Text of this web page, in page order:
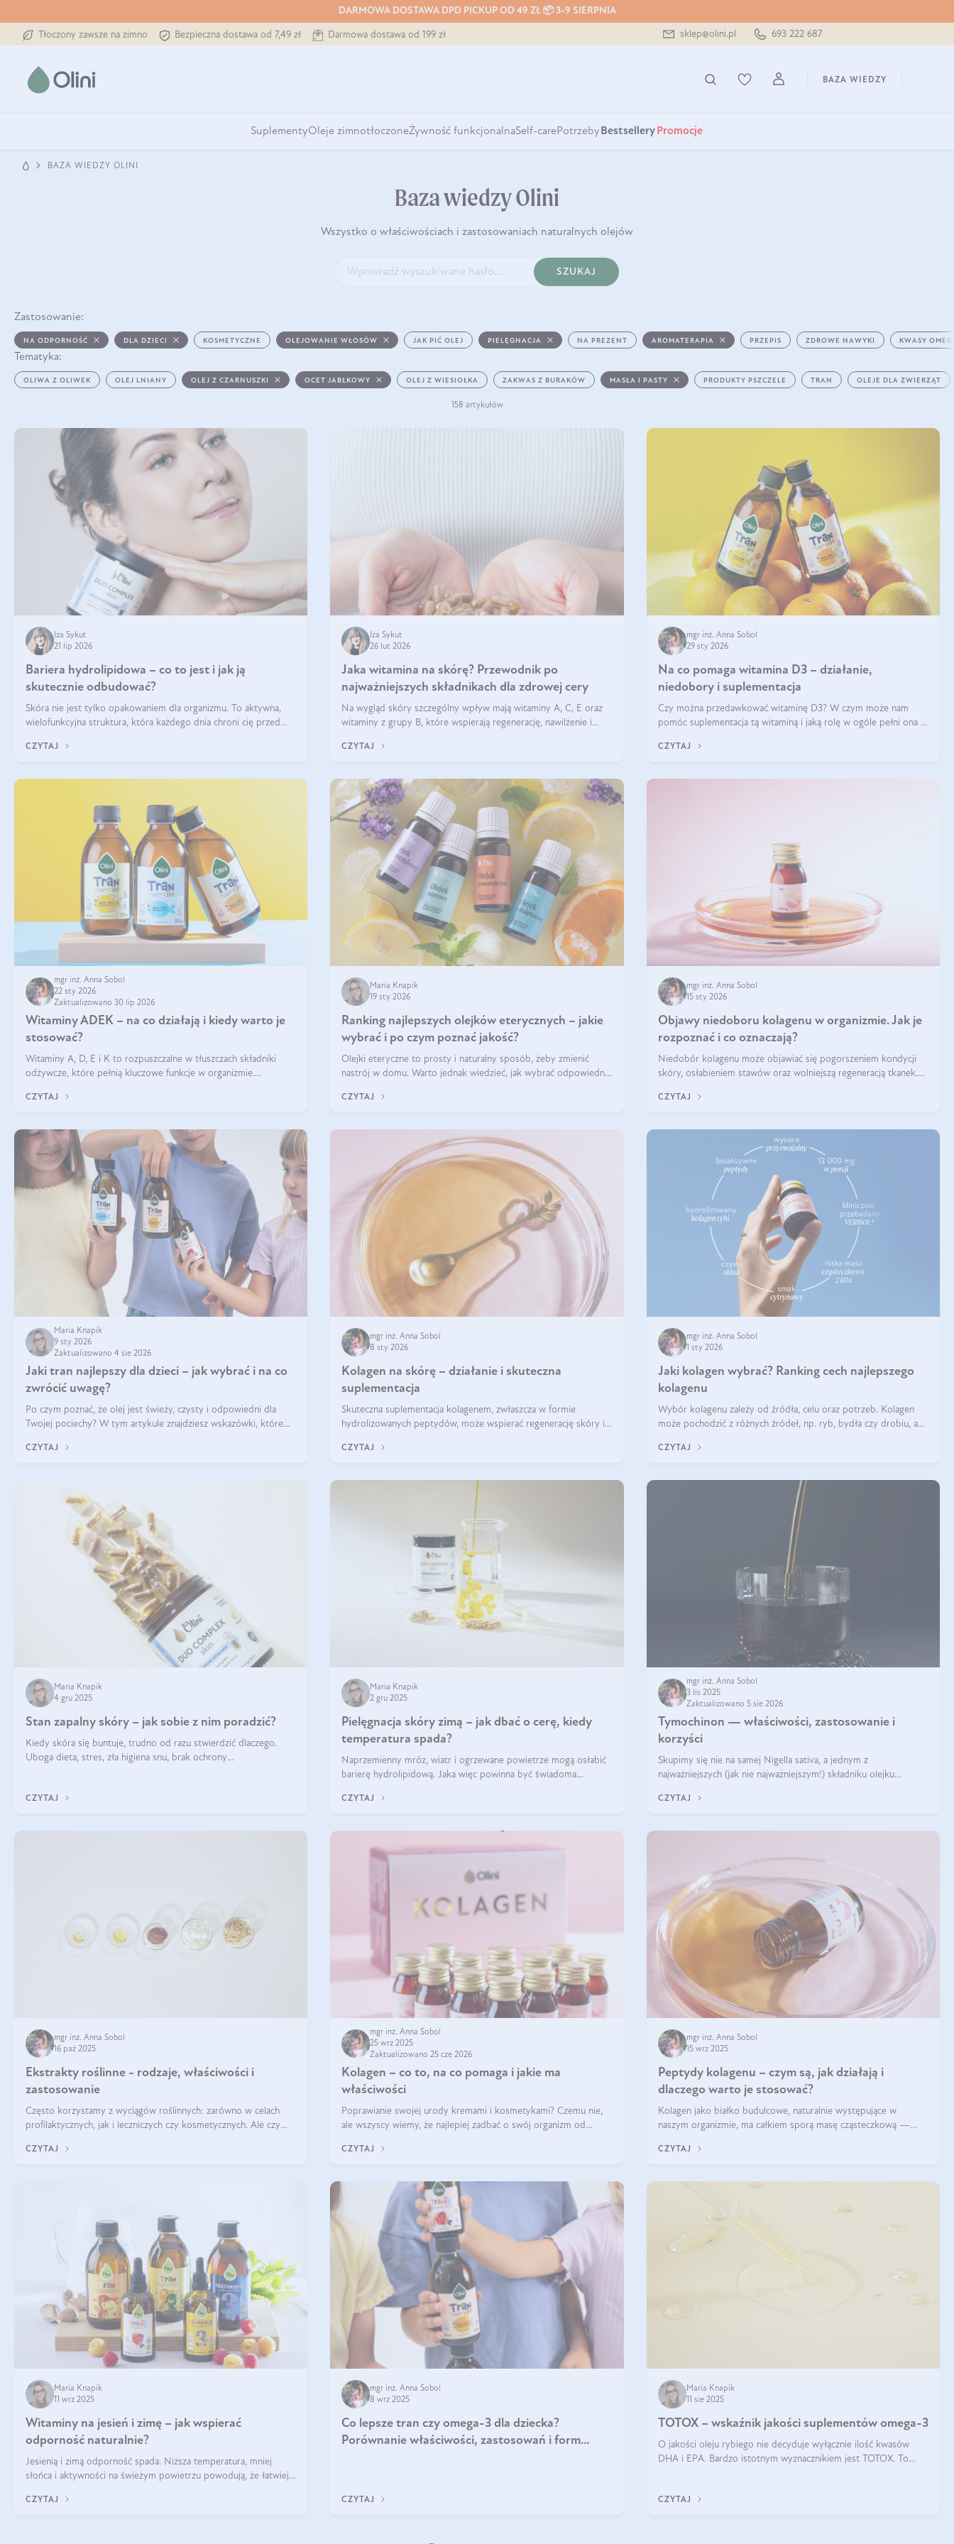
DARMOWA DOSTAWA DPD PICKUP OD 49 ZŁ 📦 3-9 SIERPNIA
Tłoczony zawsze na zimno Bezpieczna dostawa od 7,49 zł Darmowa dostawa od 199 zł sklep@olini.pl 693 222 687
BAZA WIEDZY
SuplementyOleje zimnotłoczoneŻywność funkcjonalnaSelf-carePotrzeby Bestsellery Promocje
BAZA WIEDZY OLINI
Baza wiedzy Olini
Wszystko o właściwościach i zastosowaniach naturalnych olejów
SZUKAJ
Zastosowanie:
NA ODPORNOŚĆ DLA DZIECI KOSMETYCZNE OLEJOWANIE WŁOSÓW JAK PIĆ OLEJ PIELĘGNACJA NA PREZENT AROMATERAPIA PRZEPIS ZDROWE NAWYKI KWASY
Tematyka:
OLIWA Z OLIWEK OLEJ LNIANY OLEJ Z CZARNUSZKI OCET JABŁKOWY OLEJ Z WIESIOŁKA ZAKWAS Z BURAKÓW MASŁA I PASTY PRODUKTY PSZCZELE TRAN OLEJE DLA ZWIERZĄT
158 artykułów
Iza Sykut
21 lip 2026
Bariera hydrolipidowa – co to jest i jak ją
skutecznie odbudować?
Skóra nie jest tylko opakowaniem dla organizmu. To aktywna,
wielofunkcyjna struktura, która każdego dnia chroni cię przed
środowiskowymi. Jednym z jej kluczowych elementów jest
CZYTAJ
Iza Sykut
26 lut 2026
Jaka witamina na skórę? Przewodnik po
najważniejszych składnikach dla zdrowej cery
Na wygląd skóry szczególny wpływ mają witaminy A, C, E oraz
witaminy z grupy B, które wspierają regenerację, nawilżenie i
CZYTAJ
mgr inż. Anna Sobol
29 sty 2026
Na co pomaga witamina D3 – działanie,
niedobory i suplementacja
Czy można przedawkować witaminę D3? W czym może nam
pomóc suplementacja tą witaminą i jaką rolę w ogóle pełni ona w
zalecane jest jesienią i zimą, ale czy wiesz, dlaczego warto to
CZYTAJ
mgr inż. Anna Sobol
22 sty 2026
Zaktualizowano 30 lip 2026
Witaminy ADEK – na co działają i kiedy warto je
stosować?
Witaminy A, D, E i K to rozpuszczalne w tłuszczach składniki
odżywcze, które pełnią kluczowe funkcje w organizmie.
krzepliwość krwi oraz mineralizację kości.
CZYTAJ
Maria Knapik
19 sty 2026
Ranking najlepszych olejków eterycznych – jakie
wybrać i po czym poznać jakość?
Olejki eteryczne to prosty i naturalny sposób, żeby zmienić
nastrój w domu. Warto jednak wiedzieć, jak wybrać odpowiednie
eteryczne są najlepsze? Poznaj najważniejsze kryteria wyboru!
CZYTAJ
mgr inż. Anna Sobol
15 sty 2026
Objawy niedoboru kolagenu w organizmie. Jak je
rozpoznać i co oznaczają?
Niedobór kolagenu może objawiać się pogorszeniem kondycji
skóry, osłabieniem stawów oraz wolniejszą regeneracją tkanek.
skóry, bóle stawów, łamliwość paznokci oraz osłabienie włosów.
CZYTAJ
Maria Knapik
9 sty 2026
Zaktualizowano 4 sie 2026
Jaki tran najlepszy dla dzieci – jak wybrać i na co
zwrócić uwagę?
Po czym poznać, że olej jest świeży, czysty i odpowiedni dla
Twojej pociechy? W tym artykule znajdziesz wskazówki, które
CZYTAJ
mgr inż. Anna Sobol
8 sty 2026
Kolagen na skórę – działanie i skuteczna
suplementacja
Skuteczna suplementacja kolagenem, zwłaszcza w formie
hydrolizowanych peptydów, może wspierać regenerację skóry i
regularnością stosowania.
CZYTAJ
mgr inż. Anna Sobol
1 sty 2026
Jaki kolagen wybrać? Ranking cech najlepszego
kolagenu
Wybór kolagenu zależy od źródła, celu oraz potrzeb. Kolagen
może pochodzić z różnych źródeł, np. ryb, bydła czy drobiu, a
sprawdza się kolagen rybi, a dla wspierania stawów — kolagen
CZYTAJ
Maria Knapik
4 gru 2025
Stan zapalny skóry – jak sobie z nim poradzić?
Kiedy skóra się buntuje, trudno od razu stwierdzić dlaczego.
Uboga dieta, stres, zła higiena snu, brak ochrony
CZYTAJ
Maria Knapik
2 gru 2025
Pielęgnacja skóry zimą – jak dbać o cerę, kiedy
temperatura spada?
Naprzemienny mróz, wiatr i ogrzewane powietrze mogą osłabić
barierę hydrolipidową. Jaka więc powinna być świadoma
CZYTAJ
mgr inż. Anna Sobol
3 lis 2025
Zaktualizowano 5 sie 2026
Tymochinon — właściwości, zastosowanie i
korzyści
Skupimy się nie na samej Nigella sativa, a jednym z
najważniejszych (jak nie najważniejszym!) składniku olejku
CZYTAJ
mgr inż. Anna Sobol
16 paź 2025
Ekstrakty roślinne - rodzaje, właściwości i
zastosowanie
Często korzystamy z wyciągów roślinnych: zarówno w celach
profilaktycznych, jak i leczniczych czy kosmetycznych. Ale czy
tych substancji z roślin?
CZYTAJ
mgr inż. Anna Sobol
25 wrz 2025
Zaktualizowano 25 cze 2026
Kolagen – co to, na co pomaga i jakie ma
właściwości
Poprawianie swojej urody kremami i kosmetykami? Czemu nie,
ale wszyscy wiemy, że najlepiej zadbać o swój organizm od
zewnętrzny prezentował się zdrowo i atrakcyjnie. Stosowanie
CZYTAJ
mgr inż. Anna Sobol
15 wrz 2025
Peptydy kolagenu – czym są, jak działają i
dlaczego warto je stosować?
Kolagen jako białko budulcowe, naturalnie występujące w
naszym organizmie, ma całkiem sporą masę cząsteczkową —
formie, byłby trudno strawialny. Aby był lepiej przyswajalny i
CZYTAJ
Maria Knapik
11 wrz 2025
Witaminy na jesień i zimę – jak wspierać
odporność naturalnie?
Jesienią i zimą odporność spada. Niższa temperatura, mniej
słońca i aktywności na świeżym powietrzu powodują, że łatwiej
wspierać układ immunologiczny. Co warto suplementować
CZYTAJ
mgr inż. Anna Sobol
8 wrz 2025
Co lepsze tran czy omega-3 dla dziecka?
Porównanie właściwości, zastosowań i form
CZYTAJ
Maria Knapik
11 sie 2025
TOTOX – wskaźnik jakości suplementów omega-3
O jakości oleju rybiego nie decyduje wyłącznie ilość kwasów
DHA i EPA. Bardzo istotnym wyznacznikiem jest TOTOX. To
CZYTAJ